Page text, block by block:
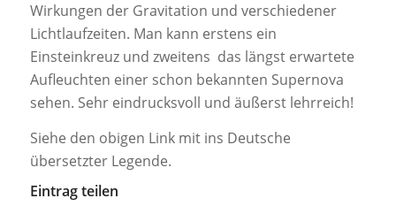
Wirkungen der Gravitation und verschiedener
Lichtlaufzeiten. Man kann erstens ein
Einsteinkreuz und zweitens das längst erwartete
Aufleuchten einer schon bekannten Supernova
sehen. Sehr eindrucksvoll und äußerst lehrreich!
Siehe den obigen Link mit ins Deutsche
übersetzter Legende.
Eintrag teilen